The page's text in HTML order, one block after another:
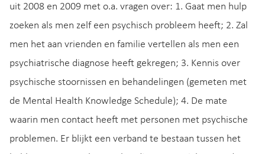
uit 2008 en 2009 met o.a. vragen over: 1. Gaat men hulp
zoeken als men zelf een psychisch probleem heeft; 2. Zal
men het aan vrienden en familie vertellen als men een
psychiatrische diagnose heeft gekregen; 3. Kennis over
psychische stoornissen en behandelingen (gemeten met
de Mental Health Knowledge Schedule); 4. De mate
waarin men contact heeft met personen met psychische
problemen. Er blijkt een verband te bestaan tussen het